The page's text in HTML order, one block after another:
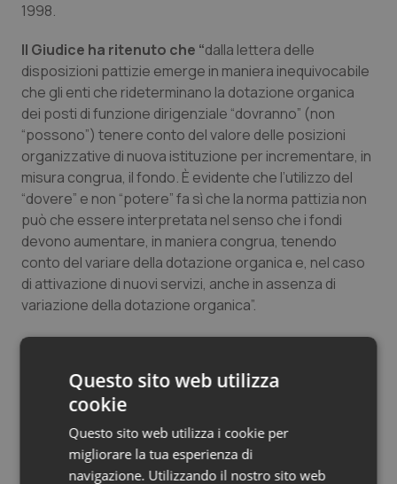
Quotidiano Pediatria
Rene & patologie urogenitali
Salute orale & impianti
Sangue & coagulazione
Tiroide
Tumore al seno
Tumore ovarico
Tumori del Polmone & Testa Collo
Tumori gastrointestinali
Ulcera & Reflusso
Vaccini
1998.
Il Giudice ha ritenuto che “dalla lettera delle
disposizioni pattizie emerge in maniera inequivocabile
che gli enti che rideterminano la dotazione organica
dei posti di funzione dirigenziale “dovranno” (non
“possono”) tenere conto del valore delle posizioni
organizzative di nuova istituzione per incrementare, in
misura congrua, il fondo. È evidente che l’utilizzo del
“dovere” e non “potere” fa sì che la norma pattizia non
può che essere interpretata nel senso che i fondi
devono aumentare, in maniera congrua, tenendo
conto del variare della dotazione organica e, nel caso
di attivazione di nuovi servizi, anche in assenza di
variazione della dotazione organica”.
“Nel ribadire la grande soddisfazione per l’esito del
dobbiamo però ricordare che questo ha generato
rapporti spesso conflittuali con tutte le
Amministrazioni che si sono succedute ed un clima
interno non certo sereno. Nonostante questo tutti i
medici della ex ASL 3 hanno costantemente espresso il
Questo sito web utilizza
cookie
Questo sito web utilizza i cookie per
migliorare la tua esperienza di
navigazione. Utilizzando il nostro sito web